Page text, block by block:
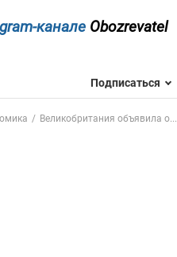
канале Obozrevatel
Подписаться
Великобритания объявила о...